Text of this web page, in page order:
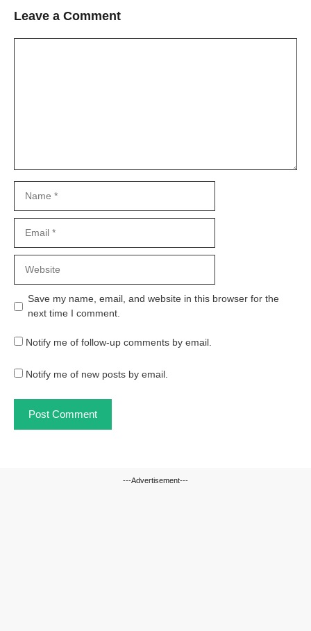
Leave a Comment
Save my name, email, and website in this browser for the
next time I comment.
Notify me of follow-up comments by email.
Notify me of new posts by email.
---Advertisement---